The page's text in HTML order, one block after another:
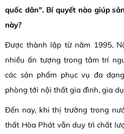
quốc dân". Bí quyết nào giúp
này?
Được thành lập từ năm 1995,
nhiều ấn tượng trong tâm trí
các sản phẩm phục vụ đa
phòng tới nội thất gia đình, gia
Đến nay, khi thị trường trong
thất Hòa Phát vẫn duy trì chất